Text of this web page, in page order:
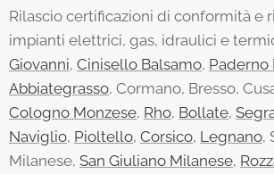
Rilascio certificazioni di conformità e
impianti elettrici, gas, idraulici e
Giovanni, Cinisello Balsamo, Paderno
Abbiategrasso, Cormano, Bresso,
Cologno Monzese, Rho, Bollate,
Naviglio, Pioltello, Corsico, Legnano,
Milanese, San Giuliano Milanese,